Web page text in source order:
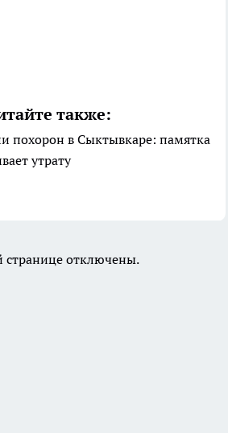
также:
похорон в Сыктывкаре: памятка
утрату
странице отключены.